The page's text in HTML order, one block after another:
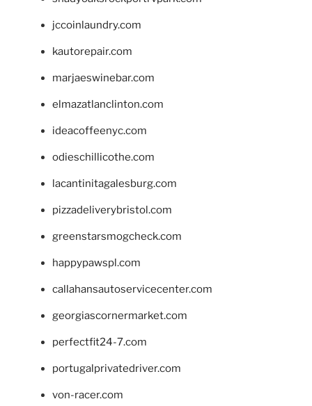
jccoinlaundry.com
kautorepair.com
marjaeswinebar.com
elmazatlanclinton.com
ideacoffeenyc.com
odieschillicothe.com
lacantinitagalesburg.com
pizzadeliverybristol.com
greenstarsmogcheck.com
happypawspl.com
callahansautoservicecenter.com
georgiascornermarket.com
perfectfit24-7.com
portugalprivatedriver.com
von-racer.com